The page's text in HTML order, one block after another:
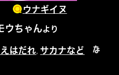
ウナギイヌ
ウちゃんより
はだれ サカナなど
な